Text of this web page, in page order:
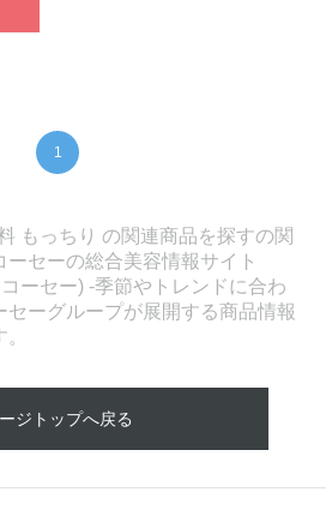
1
もっちり の関連商品を探すの関
セーの総合美容情報サイト
ーセー) -季節やトレンドに合わ
ーグループが展開する商品情報
ジトップへ戻る